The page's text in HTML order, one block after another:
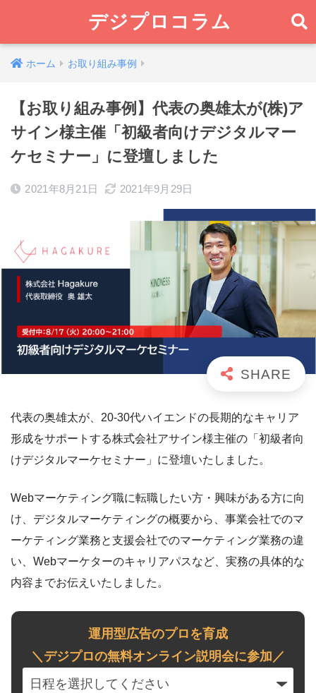
デジプロコラム
ホーム お取り組み事例
【お取り組み事例】代表の奥雄太が(株)ア
サイン様主催「初級者向けデジタルマー
ケセミナー」に登壇しました
2021年8月21日 2021年9月29日
代表の奥雄太が、20-30代ハイエンドの長期的なキャリア
形成をサポートする株式会社アサイン様主催の「初級者向
けデジタルマーケセミナー」に登壇いたしました。
Webマーケティング職に転職したい方・興味がある方に向
け、デジタルマーケティングの概要から、事業会社でのマ
ーケティング業務と支援会社でのマーケティング業務の違
い、Webマーケターのキャリアパスなど、実務の具体的な
内容までお伝えいたしました。
運用型広告のプロを育成
＼デジプロの無料オンライン説明会に参加／